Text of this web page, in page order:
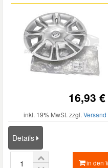
16,93 €
inkl. 19% MwSt. zzgl. Versand
Details
in den